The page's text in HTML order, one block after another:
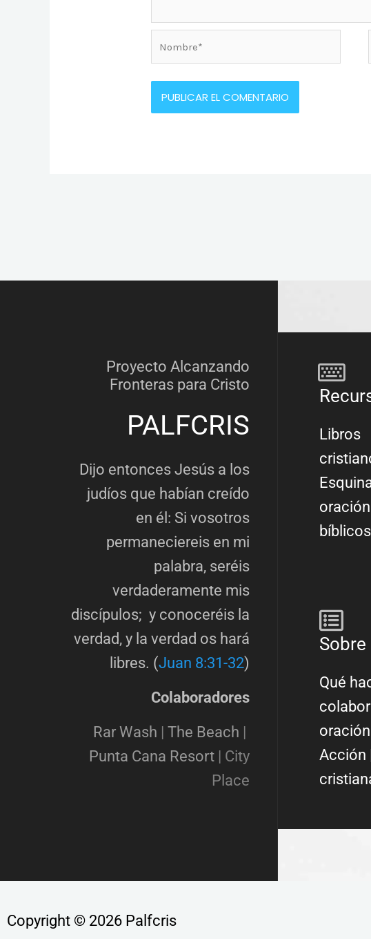
Nombre*
Proyecto Alcanzando
Fronteras para Cristo
PALFCRIS
Dijo entonces Jesús a los
judíos que habían creído
en él: Si vosotros
permaneciereis en mi
palabra, seréis
verdaderamente mis
discípulos; y conoceréis la
verdad, y la verdad os hará
libres. (Juan 8:31-32)
Colaboradores
Rar Wash
The Beach
Punta Cana Resort| City
Place
Libros
oración
bíblicos
Qué
oración
Acción
Copyright © 2026 Palfcris